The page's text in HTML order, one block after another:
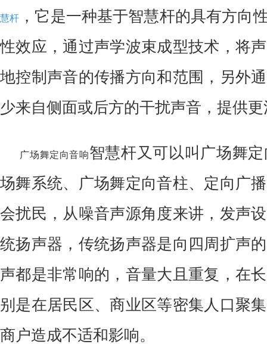
慧杆
，它是一种基于智慧杆的具有方向
性效应，通过声学波束成型技术，将
地控制声音的传播方向和范围，另外
少来自侧面或后方的干扰声音，提供
广场舞定向音响智慧杆又可以叫广场舞
场舞系统、广场舞定向音柱、定向广
会扰民，从噪音声源角度来讲，发声
统扬声器，传统扬声器是向四周扩声
声都是非常响的，音量大且重复，在
别是在居民区、商业区等密集人口聚
商户造成不适和影响。